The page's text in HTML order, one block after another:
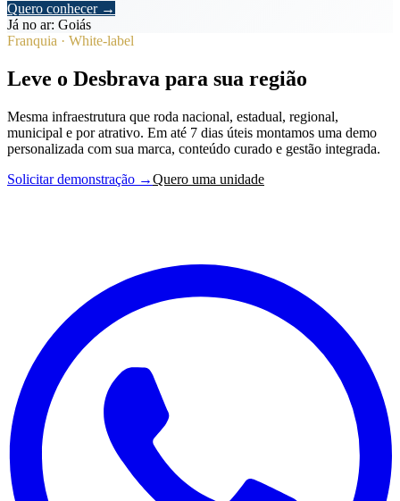
Quero conhecer→
Já no ar: Goiás
Franquia · White-label
Leve o Desbrava para sua região
Mesma infraestrutura que roda nacional, estadual, regional,
municipal e por atrativo. Em até 7 dias úteis montamos uma demo
personalizada com sua marca, conteúdo curado e gestão integrada.
Solicitar demonstração →Quero uma unidade